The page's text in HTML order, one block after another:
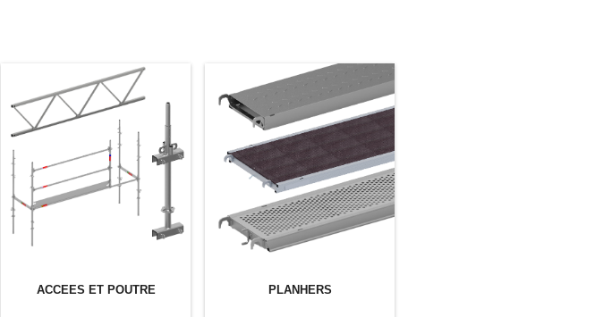
ACCEES ET POUTRE PLANHERS